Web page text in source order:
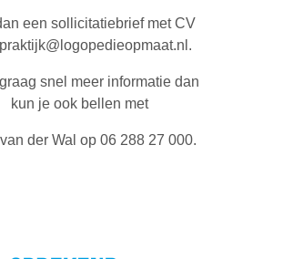
een sollicitatiebrief met CV
snel meer informatie dan
kun je ook bellen met
der Wal op 06 288 27 000.